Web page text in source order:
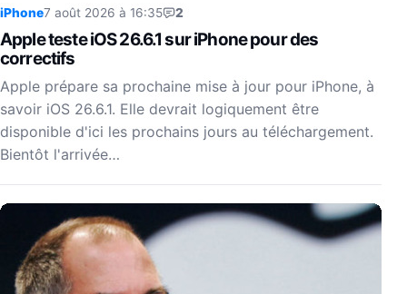
iPhone7 août 2026 à 16:35 2
Apple teste iOS 26.6.1 sur iPhone pour des
correctifs
Apple prépare sa prochaine mise à jour pour iPhone, à
savoir iOS 26.6.1. Elle devrait logiquement être
disponible d'ici les prochains jours au téléchargement.
Bientôt l'arrivée…